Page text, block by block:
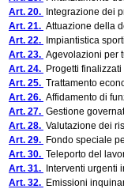
Art. 20.
Integrazione dei
Art. 21. Attuazione della
Art. 22.
Impiantistica
Art. 23. Agevolazioni per
Art. 24. Progetti finalizzati
Art. 25. Trattamento
Art. 26. Affidamento di
Art. 27. Gestione
Art. 28. Valutazione dei
Art. 29. Fondo speciale
Art. 30. Teleporto del
Art. 31.
Interventi urgenti
Art. 32. Emissioni